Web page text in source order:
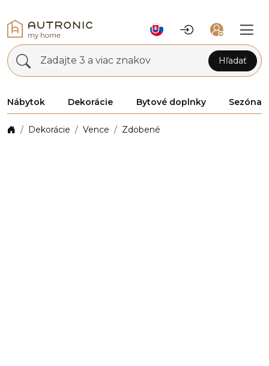
Zadajte 3 a viac znakov Hľadať
Nábytok Dekorácie Bytové doplnky Sezóna
Dekorácie Vence Zdobené